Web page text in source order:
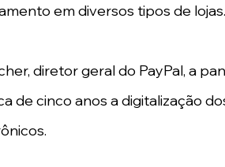
em diversos tipos de lojas.
diretor geral do PayPal, a
de cinco anos a digitalização